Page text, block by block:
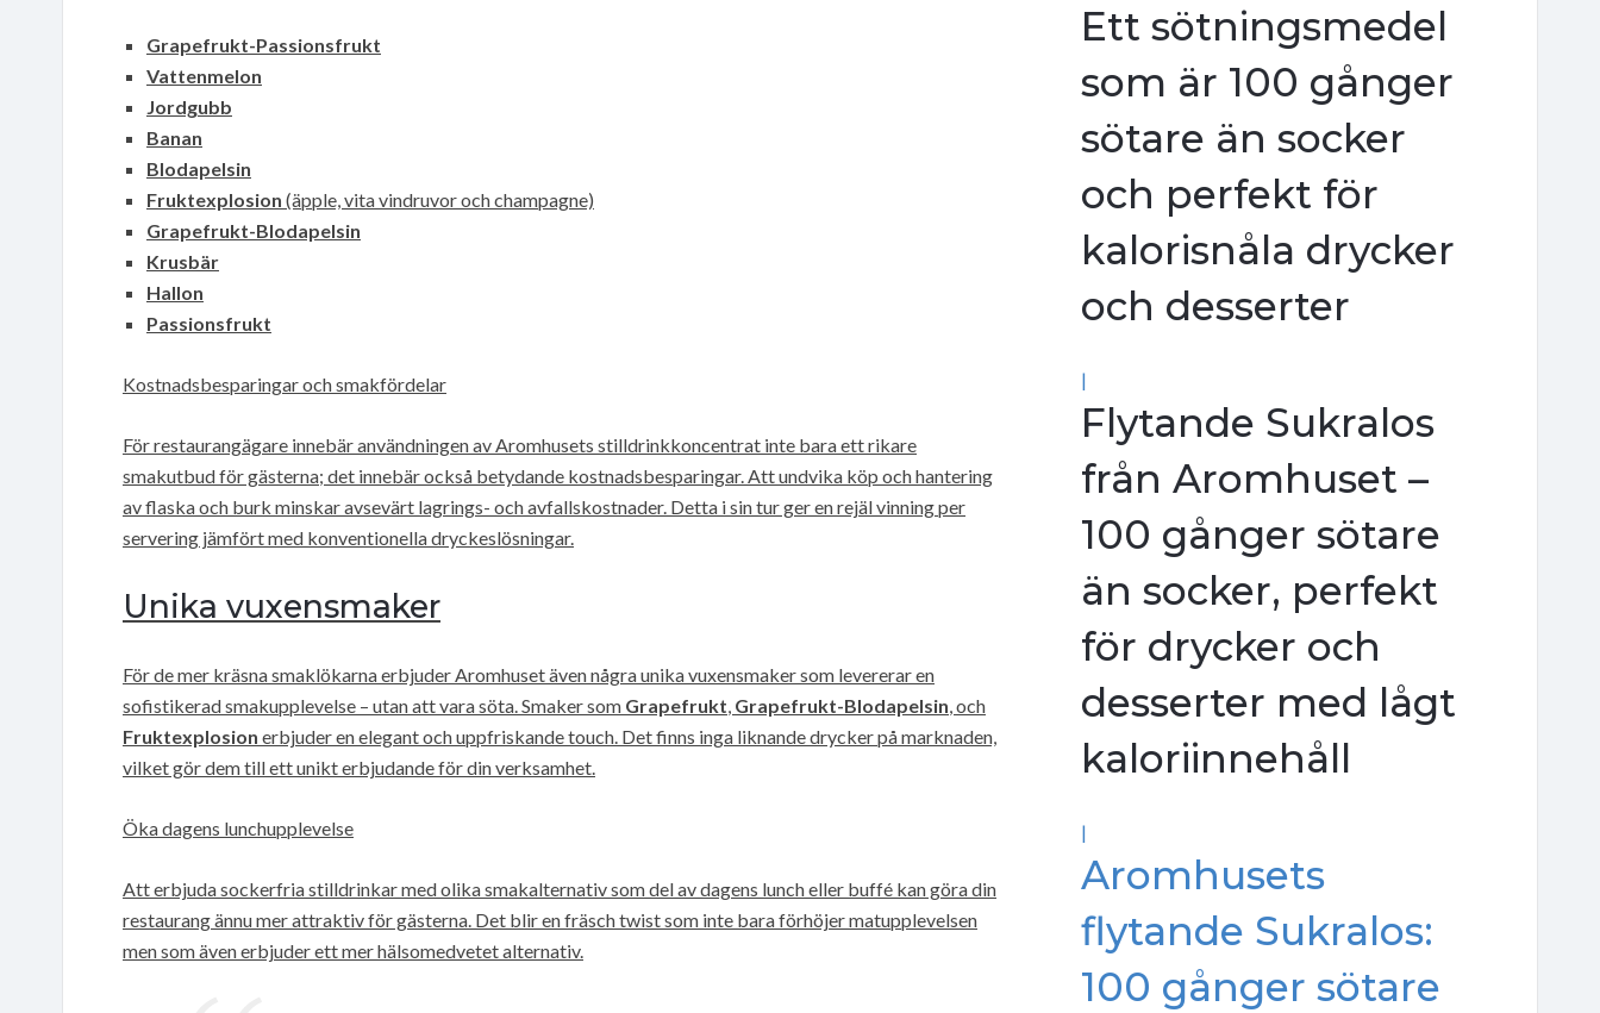
Grapefrukt-Passionsfrukt
Vattenmelon
Jordgubb
Banan
Blodapelsin
Fruktexplosion (äpple, vita vindruvor och champagne)
Grapefrukt-Blodapelsin
Krusbär
Hallon
Passionsfrukt
Kostnadsbesparingar och smakfördelar
För restaurangägare innebär användningen av Aromhusets stilldrinkkoncentrat inte bara ett rikare
smakutbud för gästerna; det innebär också betydande kostnadsbesparingar. Att undvika köp och hantering
av flaska och burk minskar avsevärt lagrings- och avfallskostnader. Detta i sin tur ger en rejäl vinning per
servering jämfört med konventionella dryckeslösningar.
Unika vuxensmaker
För de mer kräsna smaklökarna erbjuder Aromhuset även några unika vuxensmaker som levererar en
sofistikerad smakupplevelse – utan att vara söta. Smaker som Grapefrukt, Grapefrukt-Blodapelsin, och
Fruktexplosion erbjuder en elegant och uppfriskande touch. Det finns inga liknande drycker på marknaden,
vilket gör dem till ett unikt erbjudande för din verksamhet.
Öka dagens lunchupplevelse
Att erbjuda sockerfria stilldrinkar med olika smakalternativ som del av dagens lunch eller buffé kan göra din
restaurang ännu mer attraktiv för gästerna. Det blir en fräsch twist som inte bara förhöjer matupplevelsen
men som även erbjuder ett mer hälsomedvetet alternativ.
Ett sötningsmedel
som är 100 gånger
sötare än socker
och perfekt för
kalorisnåla drycker
och desserter
|
Flytande Sukralos
från Aromhuset –
100 gånger sötare
än socker, perfekt
för drycker och
desserter med lågt
kaloriinnehåll
|
Aromhusets
flytande Sukralos:
100 gånger sötare